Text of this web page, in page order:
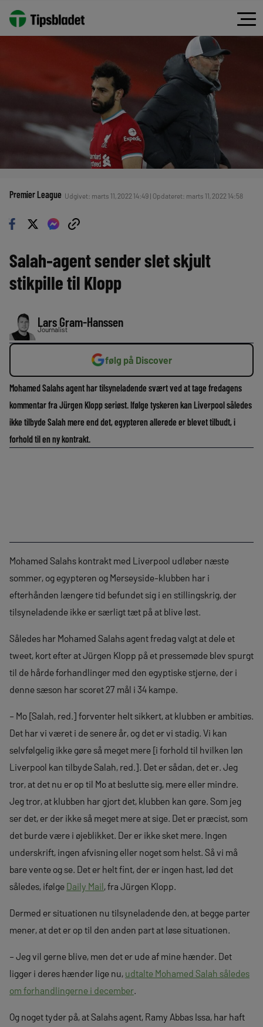
Premier League Udgivet: marts 11, 2022 14:49 | Opdateret: marts 11, 2022 14:58
Salah-agent sender slet skjult
stikpille til Klopp
Lars Gram-Hanssen
Journalist
følg på Discover
Mohamed Salahs agent har tilsyneladende svært ved at tage fredagens
kommentar fra Jürgen Klopp seriøst. Ifølge tyskeren kan Liverpool således
ikke tilbyde Salah mere end det, egypteren allerede er blevet tilbudt, i
forhold til en ny kontrakt.
Mohamed Salahs kontrakt med Liverpool udløber næste
sommer, og egypteren og Merseyside-klubben har i
efterhånden længere tid befundet sig i en stillingskrig, der
tilsyneladende ikke er særligt tæt på at blive løst.
Således har Mohamed Salahs agent fredag valgt at dele et
tweet, kort efter at Jürgen Klopp på et pressemøde blev spurgt
til de hårde forhandlinger med den egyptiske stjerne, der i
denne sæson har scoret 27 mål i 34 kampe.
– Mo [Salah, red.] forventer helt sikkert, at klubben er ambitiøs.
Det har vi været i de senere år, og det er vi stadig. Vi kan
selvfølgelig ikke gøre så meget mere [i forhold til hvilken løn
Liverpool kan tilbyde Salah, red.]. Det er sådan, det er. Jeg
tror, at det nu er op til Mo at beslutte sig, mere eller mindre.
Jeg tror, at klubben har gjort det, klubben kan gøre. Som jeg
ser det, er der ikke så meget mere at sige. Det er præcist, som
det burde være i øjeblikket. Der er ikke sket mere. Ingen
underskrift, ingen afvisning eller noget som helst. Så vi må
bare vente og se. Det er helt fint, der er ingen hast, lød det
således, ifølge Daily Mail, fra Jürgen Klopp.
Dermed er situationen nu tilsyneladende den, at begge parter
mener, at det er op til den anden part at løse situationen.
– Jeg vil gerne blive, men det er ude af mine hænder. Det
ligger i deres hænder lige nu, udtalte Mohamed Salah således
om forhandlingerne i december.
Og noget tyder på, at Salahs agent, Ramy Abbas Issa, har haft